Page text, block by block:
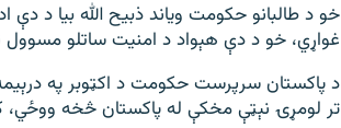
خو د طالبانو حکومت ویاند ذبیح الله بیا د
غواړي، خو د دې هېواد د امنیت ساتلو
د پاکستان سرپرست حکومت د اکټوبر په
تر لومړۍ نېټې مخکې له پاکستان څخه ووځي،